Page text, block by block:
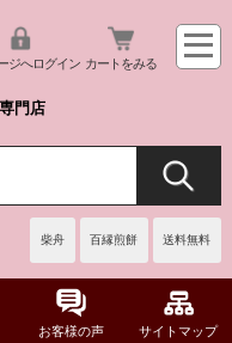
門店
柴舟 百縁煎餅 送料無料
ジへログイン カートをみる
お客様の声 サイトマップ